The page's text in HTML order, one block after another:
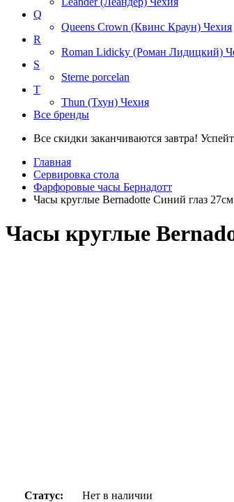
Q
Queens Crown (Квинс Краун) Чехия
R
Roman Lidicky (Роман Лидицкий)
S
Sterne porcelan
T
Thun (Тхун) Чехия
Все бренды
Все скидки заканчиваются завтра!
Главная
Сервировка стола
Фарфоровые часы Бернадотт
Часы круглые Bernadotte Синий глаз 27см
Часы круглые
Статус:
Нет в наличии